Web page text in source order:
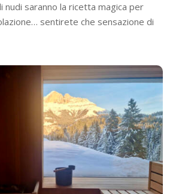
nudi saranno la ricetta magica per
sentirete che sensazione di